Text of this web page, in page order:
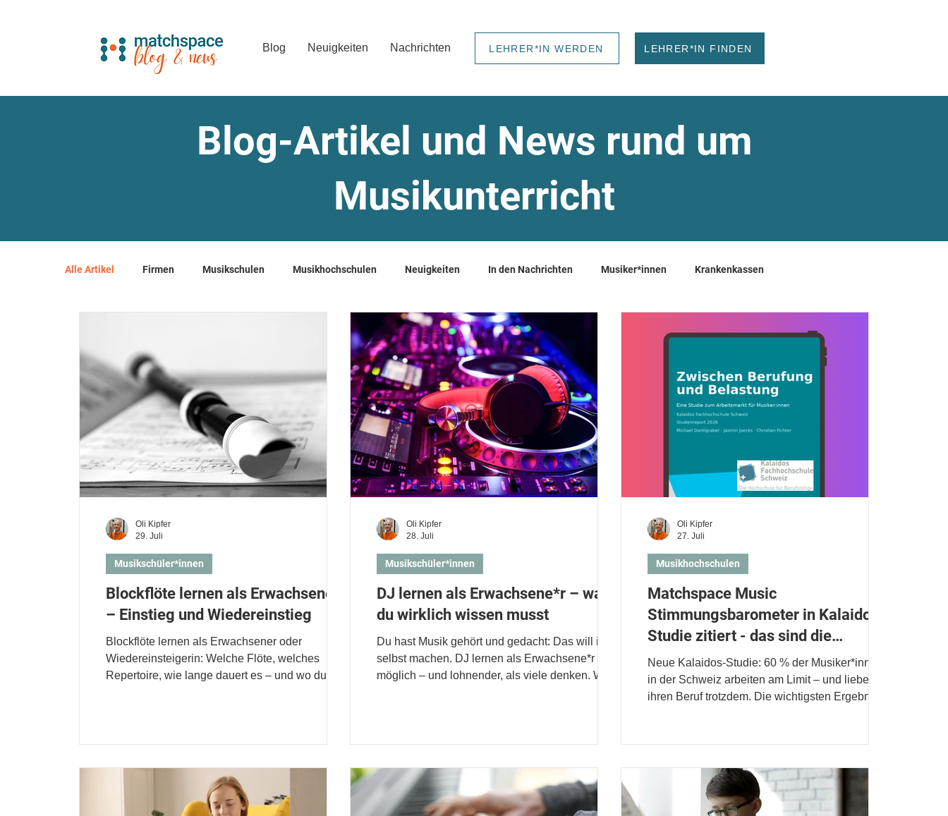
Blog Neuigkeiten Nachrichten LEHRER*IN WERDEN LEHRER*IN FINDEN
Blog-Artikel und News rund um
Musikunterricht
Alle Artikel Firmen Musikschulen Musikhochschulen Neuigkeiten In den Nachrichten Musiker*innen Krankenkassen
Kinder und Eltern Gitarre lernen Klavier lernen
Geige oder Violine lernen Cello lernen E-Gitarre lernen Ukulele lernen Keyboard lernen
Blockflöte lernen als Erwachsene*r
– Einstieg und Wiedereinstieg
Blockflöte lernen als Erwachsener oder
Wiedereinsteigerin: Welche Flöte, welches
Repertoire, wie lange dauert es – und wo du
Musikschüler*innen
Oli Kipfer
29. Juli
DJ lernen als Erwachsene*r – was
du wirklich wissen musst
Du hast Musik gehört und gedacht: Das will ich
selbst machen. DJ lernen als Erwachsene*r ist
möglich – und lohnender, als viele denken. Was
Musikschüler*innen
Oli Kipfer
28. Juli
Matchspace Music
Stimmungsbarometer in Kalaidos-
Studie zitiert - das sind die
Ergebnisse
Neue Kalaidos-Studie: 60 % der Musiker*innen
in der Schweiz arbeiten am Limit – und lieben
ihren Beruf trotzdem. Die wichtigsten Ergebnisse
Musikhochschulen
Oli Kipfer
27. Juli